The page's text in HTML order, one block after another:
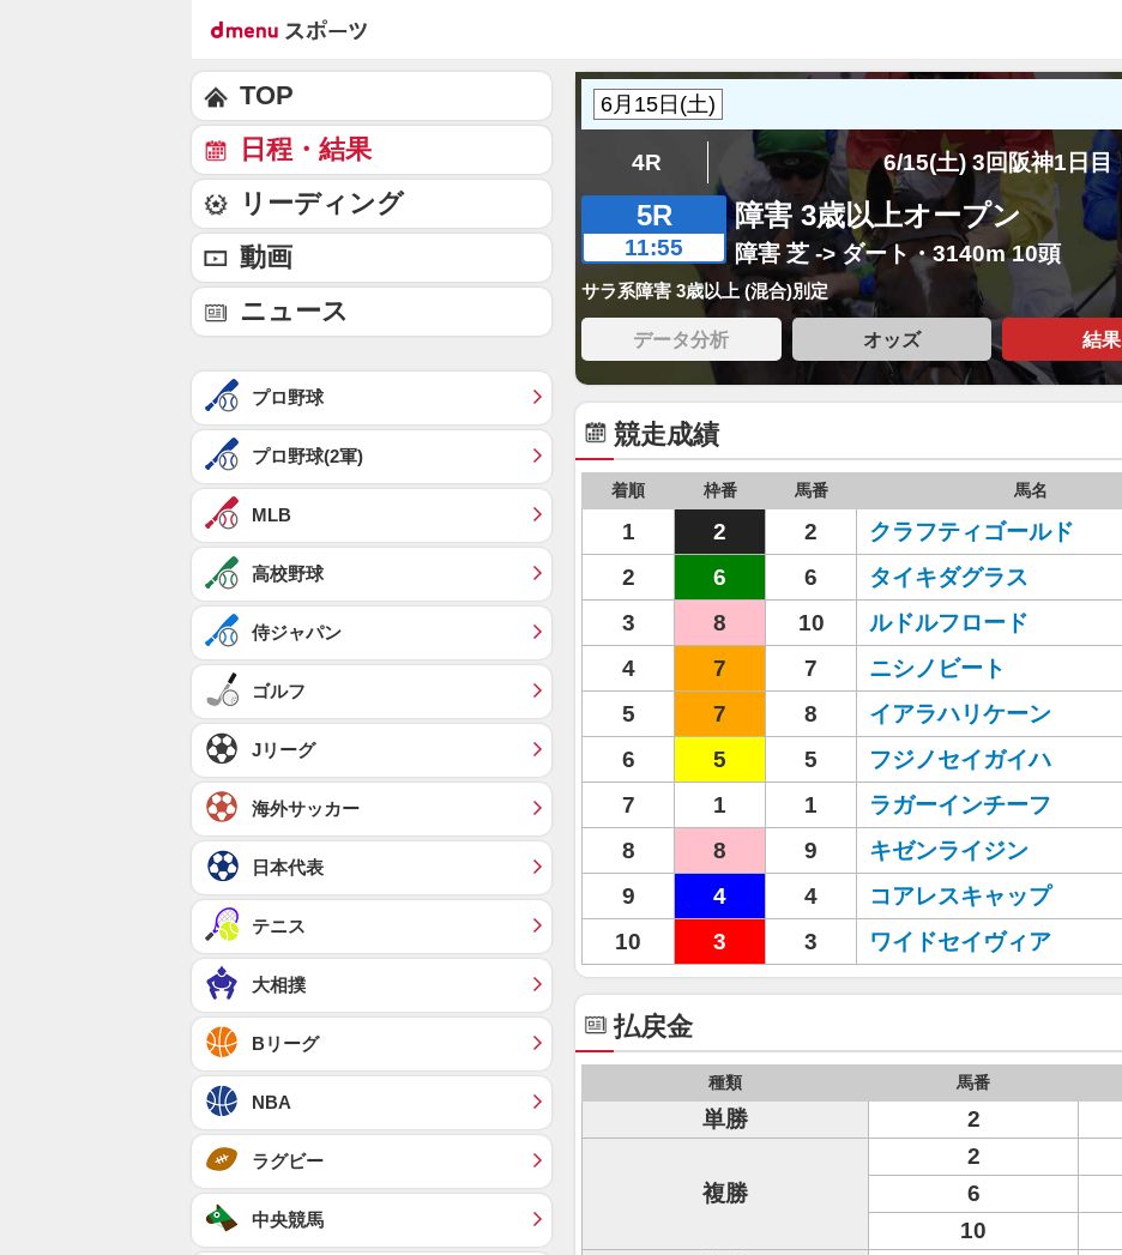
4R 6/15(土) 3回阪神1日目
5R
11:55
障害 3歳以上オープン
障害 芝 -> ダート・3140m 10頭
サラ系障害 3歳以上 (混合)別定
データ分析 オッズ 結果
競走成績
着順 枠番 馬番 馬名
1 2 2 クラフティゴールド
2
6 6 タイキダグラス
3
8 10 ルドルフロード
4
7 7 ニシノビート
5
7 8 イアラハリケーン
6
5 5 フジノセイガイハ
7
1 1 ラガーインチーフ
8
8 9 キゼンライジン
9
4 4 コアレスキャップ
10
3 3 ワイドセイヴィア
払戻金
種類 馬番
単勝 2
複勝
2
6
10
TOP
日程・結果
リーディング
動画
ニュース
プロ野球
プロ野球(2軍)
MLB
高校野球
侍ジャパン
ゴルフ
Jリーグ
海外サッカー
日本代表
テニス
大相撲
Bリーグ
NBA
ラグビー
中央競馬